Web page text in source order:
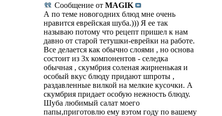
Сообщение от MAGIK
А по теме новогодних блюд мне очень
нравится еврейская шуба.))) Я ее так
называю потому что рецепт пришел к нам
давно от старой тетушки-еврейки на работе.
Все делается как обычно слоями , но основа
состоит из 3х компонентов - селедка
обычная , скумбрия соленая жирненькая и
особый вкус блюду придают шпроты ,
раздавленные вилкой на мелкие кусочки. А
скумбрия придает особую нежность блюду.
Шуба любимый салат моего
папы,приготовлю ему вэтом году по вашему